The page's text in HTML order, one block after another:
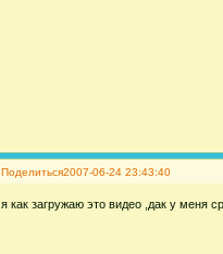
Поделиться2007-06-24 23:43:40
я как загружаю это видео ,дак у меня